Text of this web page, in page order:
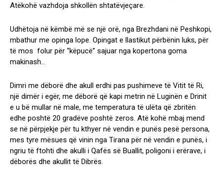
Atëkohë vazhdoja shkollën shtatëvjeçare.
Udhëtoja në këmbë më se një orë, nga Brezhdani në Peshkopi,
mbathur me opinga lope. Opingat e llastikut përbënin luks, për
të mos folur për “këpucë” sajuar nga kopertona goma
makinash…
Dimri me dëborë dhe akull erdhi pas pushimeve të Vitit të Ri,
një dimër i egër, me dëborë që kapi metrin në Luginën e Drinit
e u bë mullar në male, me temperatura të ulëta që zbritën
edhe poshtë 20 gradëve poshtë zeros. Atë kohë mbaj mend
se në përpjekje për tu kthyer në vendin e punës pesë persona,
mes tyre mësues që vinin nga Tirana për në vendin e punës, i
ngriu të ftohti dhe akulli i Qafës së Buallit, poligoni i erërave, i
dëborës dhe akullit të Dibrës.